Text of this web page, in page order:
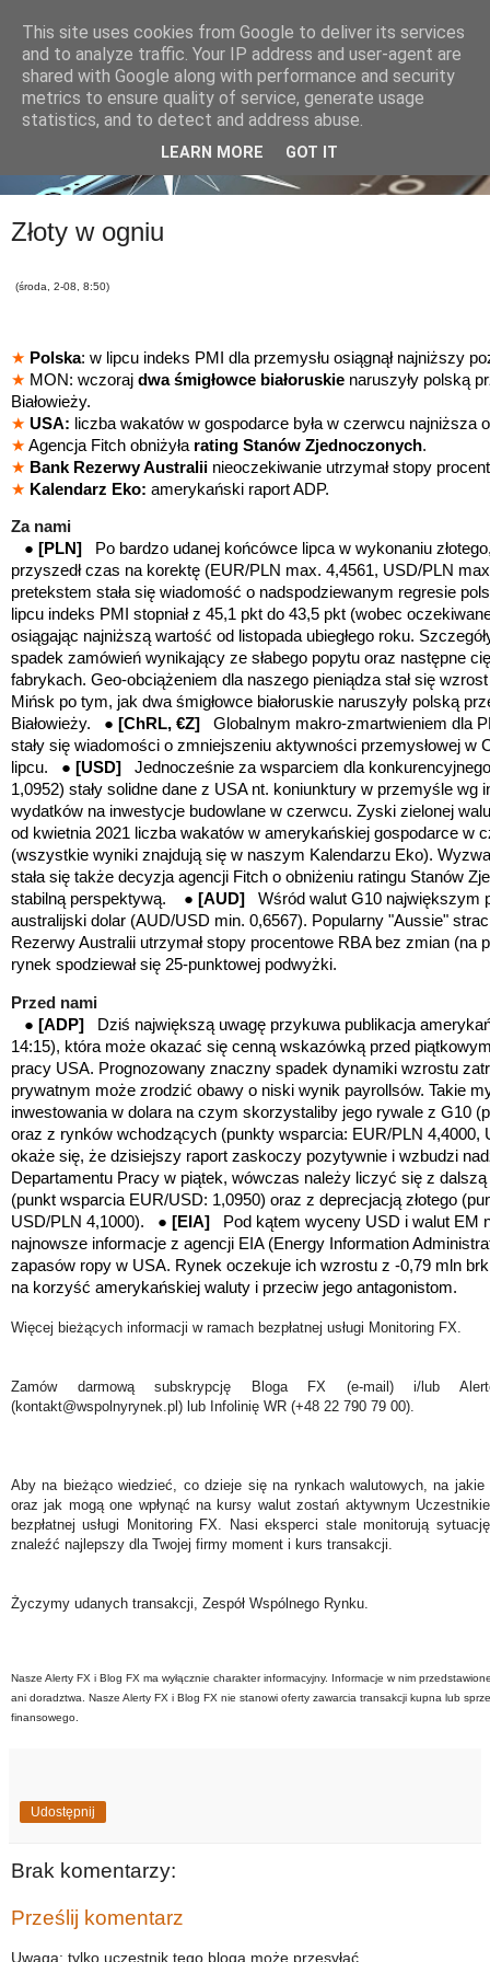
Złoty w ogniu
(środa, 2-08, 8:50)
★ Polska: w lipcu indeks PMI dla przemysłu osiągnął najniższy
★ MON: wczoraj dwa śmigłowce białoruskie naruszyły polską
Białowieży.
★ USA: liczba wakatów w gospodarce była w czerwcu najniższa
★ Agencja Fitch obniżyła rating Stanów Zjednoczonych.
★ Bank Rezerwy Australii nieoczekiwanie utrzymał stopy
★ Kalendarz Eko: amerykański raport ADP.
Za nami
● [PLN]
Po bardzo udanej końcówce lipca w wykonaniu
przyszedł czas na korektę (EUR/PLN max. 4,4561, USD/PLN
pretekstem stała się wiadomość o nadspodziewanym regresie
lipcu indeks PMI stopniał z 45,1 pkt do 43,5 pkt (wobec
osiągając najniższą wartość od listopada ubiegłego roku.
spadek zamówień wynikający ze słabego popytu oraz następne
fabrykach. Geo-obciążeniem dla naszego pieniądza stał się
Mińsk po tym, jak dwa śmigłowce białoruskie naruszyły polską
Białowieży. ● [ChRL, €Z] Globalnym makro-zmartwieniem dla
stały się wiadomości o zmniejszeniu aktywności przemysłowej w
lipcu. ● [USD]
Jednocześnie za wsparciem dla
1,0952) stały solidne dane z USA nt. koniunktury w przemyśle wg
wydatków na inwestycje budowlane w czerwcu. Zyski zielonej
od kwietnia 2021 liczba wakatów w amerykańskiej gospodarce w
(wszystkie wyniki znajdują się w naszym Kalendarzu Eko).
stała się także decyzja agencji Fitch o obniżeniu ratingu Stanów
stabilną perspektywą. ● [AUD]
Wśród walut G10 największym
australijski dolar (AUD/USD min. 0,6567). Popularny "Aussie"
Rezerwy Australii utrzymał stopy procentowe RBA bez zmian (na
rynek spodziewał się 25-punktowej podwyżki.
Przed nami
● [ADP]
Dziś największą uwagę przykuwa publikacja
14:15), która może okazać się cenną wskazówką przed
pracy USA. Prognozowany znaczny spadek dynamiki wzrostu
prywatnym może zrodzić obawy o niski wynik payrollsów. Takie
inwestowania w dolara na czym skorzystaliby jego rywale z G10
oraz z rynków wchodzących (punkty wsparcia: EUR/PLN 4,4000,
okaże się, że dzisiejszy raport zaskoczy pozytywnie i wzbudzi
Departamentu Pracy w piątek, wówczas należy liczyć się z
(punkt wsparcia EUR/USD: 1,0950) oraz z deprecjacją złotego
USD/PLN 4,1000). ● [EIA]
Pod kątem wyceny USD i walut EM
najnowsze informacje z agencji EIA (Energy Information
zapasów ropy w USA. Rynek oczekuje ich wzrostu z -0,79 mln
na korzyść amerykańskiej waluty i przeciw jego antagonistom.
Więcej bieżących informacji w ramach bezpłatnej usługi Monitoring FX.
Zamów darmową subskrypcję Bloga FX (e-mail) i/lub
(kontakt@wspolnyrynek.pl) lub Infolinię WR (+48 22 790 79 00).
Aby na bieżąco wiedzieć, co dzieje się na rynkach walutowych, na
oraz jak mogą one wpłynąć na kursy walut zostań aktywnym
bezpłatnej usługi Monitoring FX. Nasi eksperci stale monitorują
znaleźć najlepszy dla Twojej firmy moment i kurs transakcji.
Życzymy udanych transakcji, Zespół Wspólnego Rynku.
Nasze Alerty FX i Blog FX ma wyłącznie charakter informacyjny. Informacje w nim
ani doradztwa. Nasze Alerty FX i Blog FX nie stanowi oferty zawarcia transakcji kupna lub
finansowego.
Udostępnij
Brak komentarzy:
Prześlij komentarz
Uwaga: tylko uczestnik tego bloga może przesyłać
This site uses cookies from Google to deliver its services
and to analyze traffic. Your IP address and user-agent are
shared with Google along with performance and security
metrics to ensure quality of service, generate usage
statistics, and to detect and address abuse.
LEARN MORE GOT IT